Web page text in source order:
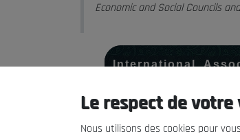
Economic and Social Councils
International
Councils and
Le respect de
Nous utilisons des cookies pour